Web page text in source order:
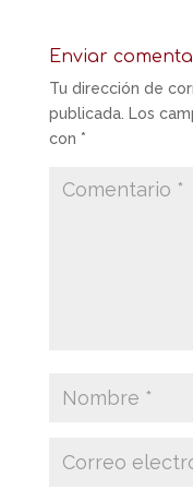
Enviar
Tu dirección de
publicada. Los
con *